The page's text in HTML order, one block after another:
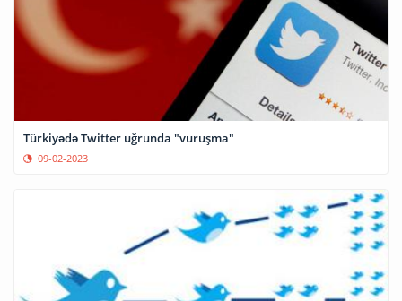
Türkiyədə Twitter uğrunda "vuruşma"
09-02-2023